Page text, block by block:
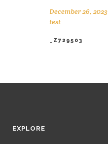
December 26, 2023
test
_Z729503
EXPLORE